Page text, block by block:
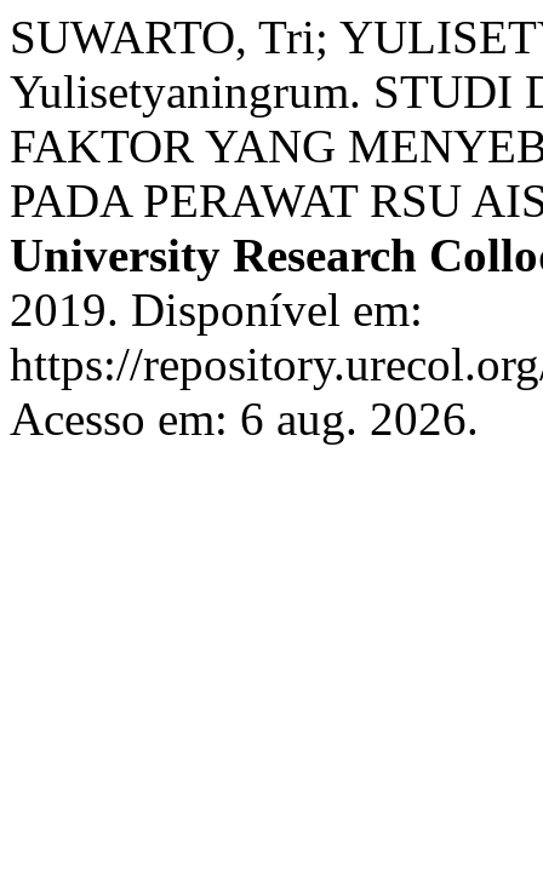
SUWARTO, Tri;
Yulisetyaningrum. STUDI
FAKTOR YANG
PADA PERAWAT RSU
University Research
2019. Disponível em:
https://
Acesso em: 6 aug. 2026.